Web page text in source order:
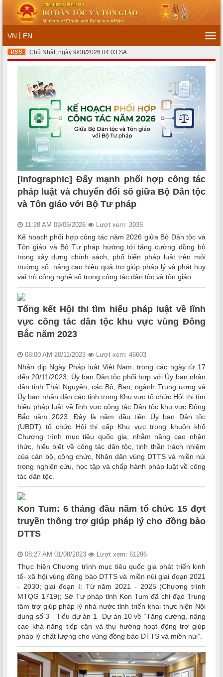
VN | EN
Chủ Nhật, ngày 9/08/2026 04:03 SA
[Infographic] Đẩy mạnh phối hợp công tác
pháp luật và chuyển đổi số giữa Bộ Dân tộc
và Tôn giáo với Bộ Tư pháp
11:28 AM 09/05/2026 Lượt xem: 3935
Kế hoạch phối hợp công tác năm 2026 giữa Bộ Dân tộc và
Tôn giáo và Bộ Tư pháp hướng tới tăng cường đồng bộ
trong xây dựng chính sách, phổ biến pháp luật trên môi
trường số, nâng cao hiệu quả trợ giúp pháp lý và phát huy
vai trò công nghệ số trong công tác dân tộc và tôn giáo.
Tổng kết Hội thi tìm hiểu pháp luật về lĩnh
vực công tác dân tộc khu vực vùng Đông
Bắc năm 2023
08:00 AM 20/11/2023 Lượt xem: 46603
Nhân dịp Ngày Pháp luật Việt Nam, trong các ngày từ 17
đến 20/11/2023, Ủy ban Dân tộc phối hợp với Ủy ban nhân
dân tỉnh Thái Nguyên, các Bộ, Ban, ngành Trung ương và
Ủy ban nhân dân các tỉnh trong Khu vực tổ chức Hội thi tìm
hiểu pháp luật về lĩnh vực công tác Dân tộc khu vực Đông
Bắc năm 2023. Đây là năm đầu tiên Ủy ban Dân tộc
(UBDT) tổ chức Hội thi cấp Khu vực trong khuôn khổ
Chương trình mục tiêu quốc gia, nhằm nâng cao nhận
thức, hiểu biết về công tác dân tộc, tinh thần trách nhiệm
của cán bộ, công chức, Nhân dân vùng DTTS và miền núi
trong nghiên cứu, học tập và chấp hành pháp luật về công
tác dân tộc.
Kon Tum: 6 tháng đầu năm tổ chức 15 đợt
truyền thông trợ giúp pháp lý cho đồng bào
DTTS
08:27 AM 01/08/2023 Lượt xem: 61296
Thực hiện Chương trình mục tiêu quốc gia phát triển kinh
tế- xã hội vùng đồng bào DTTS và miền núi giai đoạn 2021
- 2030; giai đoạn I: Từ năm 2021 - 2025 (Chương trình
MTQG 1719); Sở Tư pháp tỉnh Kon Tum đã chỉ đạo Trung
tâm trợ giúp pháp lý nhà nước tỉnh triển khai thực hiện Nội
dung số 3 - Tiểu dự án 1- Dự án 10 về “Tăng cường, nâng
cao khả năng tiếp cận và thụ hưởng hoạt động trợ giúp
pháp lý chất lượng cho vùng đồng bào DTTS và miền núi”.